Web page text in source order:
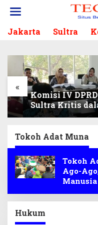
Jakarta Sultra
«
Komisi IV DPRD
Sultra Kritis dalam
Harmonisasi KUA-
Perubahan APBD
2026
Tokoh Adat Muna
Tokoh
Ago-
Manusia
Hukum